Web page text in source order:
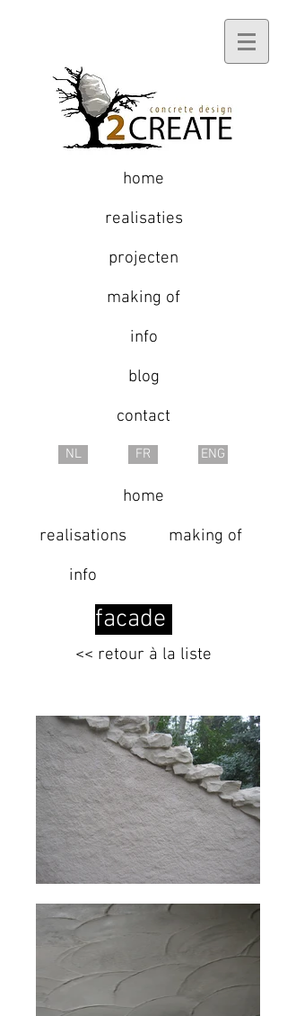
NL FR ENG
contact
blog
home
realisaties
info
making of
projecten
home
realisations
making of
info
facade
<< retour à la liste